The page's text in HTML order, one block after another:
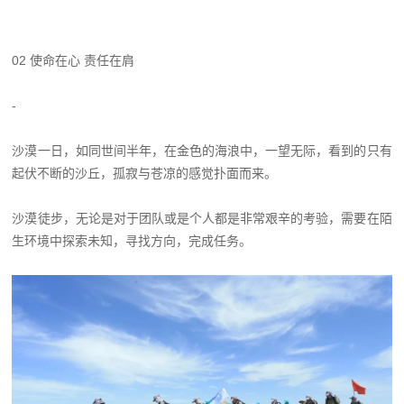
02 使命在心 责任在肩
-
沙漠一日，如同世间半年，在金色的海浪中，一望无际，看到的只有
起伏不断的沙丘，孤寂与苍凉的感觉扑面而来。
沙漠徒步，无论是对于团队或是个人都是非常艰辛的考验，需要在陌
生环境中探索未知，寻找方向，完成任务。